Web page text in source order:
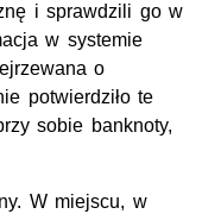
i sprawdzili go w
w systemie
o
potwierdziło te
sobie banknoty,
W miejscu, w